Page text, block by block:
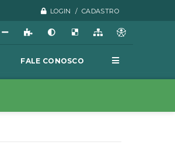
LOGIN / CADASTRO
FALE CONOSCO